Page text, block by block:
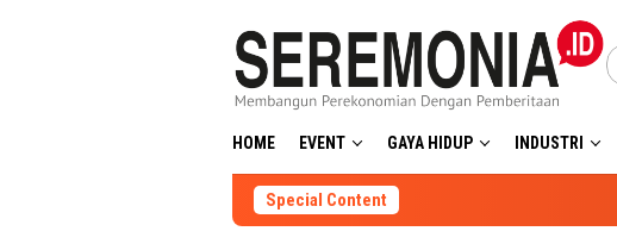
HOME EVENT GAYA HIDUP INDUSTRI
Special Content